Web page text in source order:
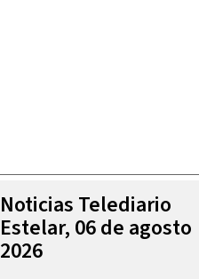
Noticias Telediario
Estelar, 06 de agosto
2026